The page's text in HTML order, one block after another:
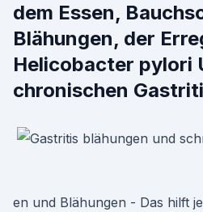
dem Essen,
Blähungen, der
Helicobacter pylori
chronischen
en und Blähungen - Das hilft